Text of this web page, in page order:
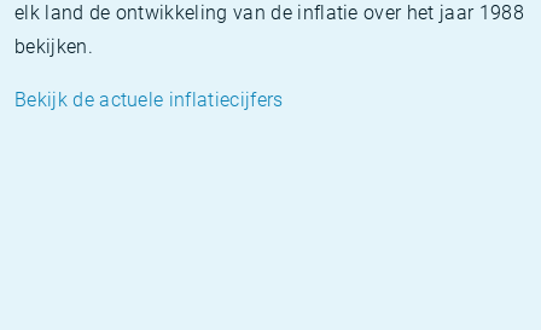
elk land de ontwikkeling van de inflatie over het jaar 1988
bekijken.
Bekijk de actuele inflatiecijfers